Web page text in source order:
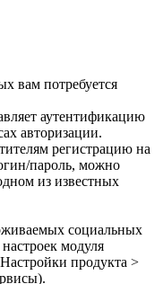
вам потребуется
аутентификацию
авторизации.
регистрацию на
пароль, можно
из известных
социальных
модуля
продукта >
).